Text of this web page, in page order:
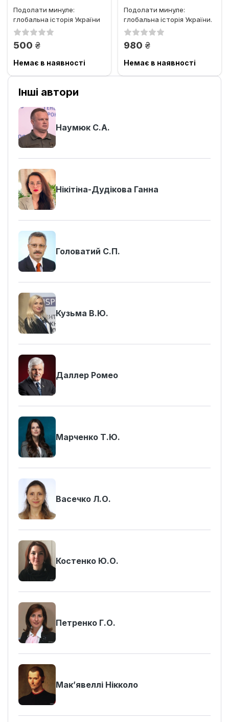
Подолати минуле:
глобальна історія України
500 грн.
Немає в наявності
Подолати минуле:
глобальна історія України.
Преміальний наклад
980 грн.
Немає в наявності
Інші автори
Наумюк С.А.
Нікітіна-Дудікова Ганна
Головатий С.П.
Кузьма В.Ю.
Даллер Ромео
Марченко Т.Ю.
Васечко Л.О.
Костенко Ю.О.
Петренко Г.О.
Мак’явеллі Нікколо